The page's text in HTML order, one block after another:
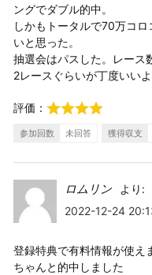
ングでダブル的中。
しかもトータルで70万コ
いと思った。
抽選会はパスした。レース
2レースぐらいが丁度いいよ
評価：
参加回数 未回答 獲得収支
ロムリン
より:
2022-12-24
登録特典で有料情報が使え
ちゃんと的中しました